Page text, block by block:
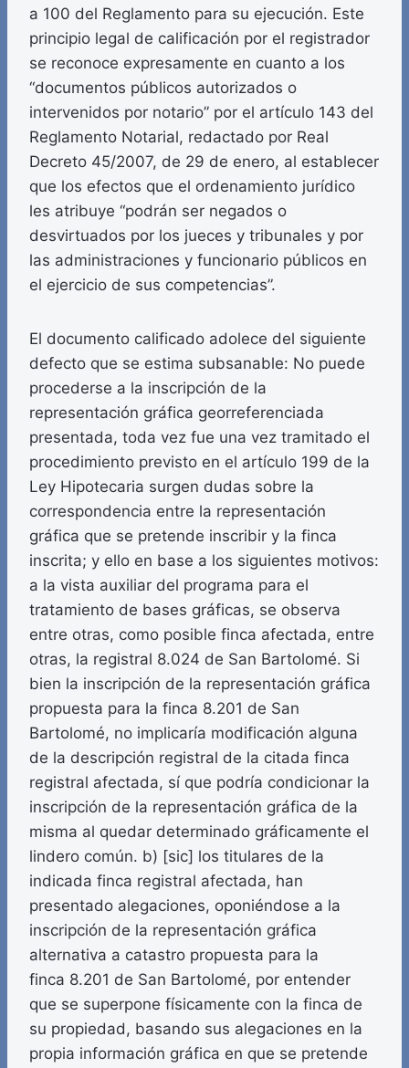
a 100 del Reglamento para su ejecución. Este
principio legal de calificación por el registrador
se reconoce expresamente en cuanto a los
“documentos públicos autorizados o
intervenidos por notario” por el artículo 143 del
Reglamento Notarial, redactado por Real
Decreto 45/2007, de 29 de enero, al establecer
que los efectos que el ordenamiento jurídico
les atribuye “podrán ser negados o
desvirtuados por los jueces y tribunales y por
las administraciones y funcionario públicos en
el ejercicio de sus competencias”.
El documento calificado adolece del siguiente
defecto que se estima subsanable: No puede
procederse a la inscripción de la
representación gráfica georreferenciada
presentada, toda vez fue una vez tramitado el
procedimiento previsto en el artículo 199 de la
Ley Hipotecaria surgen dudas sobre la
correspondencia entre la representación
gráfica que se pretende inscribir y la finca
inscrita; y ello en base a los siguientes motivos:
a la vista auxiliar del programa para el
tratamiento de bases gráficas, se observa
entre otras, como posible finca afectada, entre
otras, la registral 8.024 de San Bartolomé. Si
bien la inscripción de la representación gráfica
propuesta para la finca 8.201 de San
Bartolomé, no implicaría modificación alguna
de la descripción registral de la citada finca
registral afectada, sí que podría condicionar la
inscripción de la representación gráfica de la
misma al quedar determinado gráficamente el
lindero común. b) [sic] los titulares de la
indicada finca registral afectada, han
presentado alegaciones, oponiéndose a la
inscripción de la representación gráfica
alternativa a catastro propuesta para la
finca 8.201 de San Bartolomé, por entender
que se superpone físicamente con la finca de
su propiedad, basando sus alegaciones en la
propia información gráfica en que se pretende